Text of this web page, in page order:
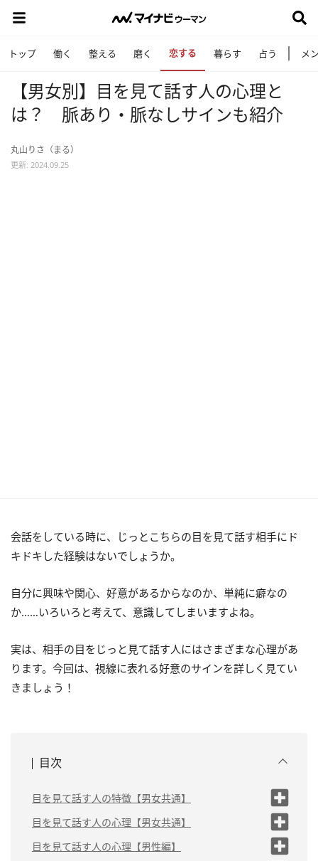
トップ 働く 整える 磨く 恋する 暮らす 占う メ
【男女別】目を見て話す人の心理と
は？ 脈あり・脈なしサインも紹介
丸山りさ（まる）
更新: 2024.09.25
会話をしている時に、じっとこちらの目を見て話す相手にド
キドキした経験はないでしょうか。
自分に興味や関心、好意があるからなのか、単純に癖なの
か……いろいろと考えて、意識してしまいますよね。
実は、相手の目をじっと見て話す人にはさまざまな心理があ
ります。今回は、視線に表れる好意のサインを詳しく見てい
きましょう！
目次
目を見て話す人の特徴【男女共通】
（1）美人・イケメンであることが
多い
（2）モテる
目を見て話す人の心理【男女共通】
（1）真剣に話を聞きたい
目を見て話す人の心理【男性編】